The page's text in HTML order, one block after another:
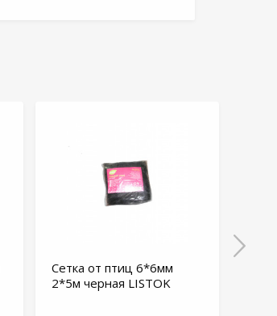
Сетка от птиц 6*6мм
2*5м черная LISTOK